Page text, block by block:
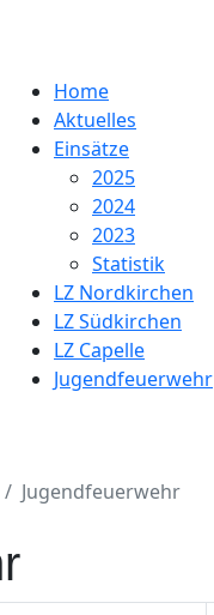
Home
Aktuelles
Einsätze
2025
2024
2023
Statistik
LZ Nordkirchen
LZ Südkirchen
LZ Capelle
Jugendfeuerwehr
Jugendfeuerwehr